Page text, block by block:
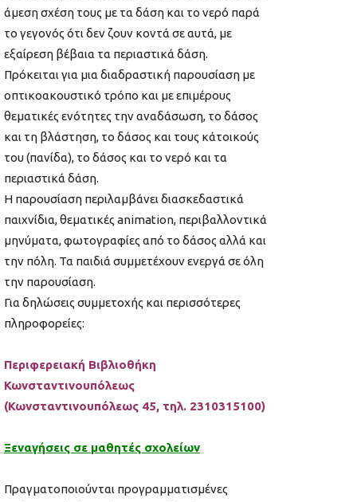
άμεση σχέση τους με τα δάση και το νερό παρά
το γεγονός ότι δεν ζουν κοντά σε αυτά, με
εξαίρεση βέβαια τα περιαστικά δάση.
Πρόκειται για μια διαδραστική παρουσίαση με
οπτικοακουστικό τρόπο και με επιμέρους
θεματικές ενότητες την αναδάσωση, το δάσος
και τη βλάστηση, το δάσος και τους κάτοικούς
του (πανίδα), το δάσος και το νερό και τα
περιαστικά δάση.
Η παρουσίαση περιλαμβάνει διασκεδαστικά
παιχνίδια, θεματικές animation, περιβαλλοντικά
μηνύματα, φωτογραφίες από το δάσος αλλά και
την πόλη. Τα παιδιά συμμετέχουν ενεργά σε όλη
την παρουσίαση.
Για δηλώσεις συμμετοχής και περισσότερες
πληροφορείες:
Περιφερειακή Βιβλιοθήκη
Κωνσταντινουπόλεως
(Κωνσταντινουπόλεως 45, τηλ. 2310315100)
Ξεναγήσεις σε μαθητές σχολείων
Πραγματοποιούνται προγραμματισμένες